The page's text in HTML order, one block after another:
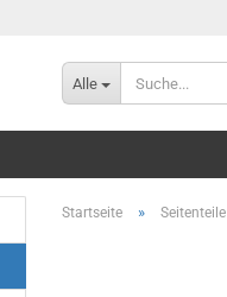
Alle
Startseite » Seitenteile